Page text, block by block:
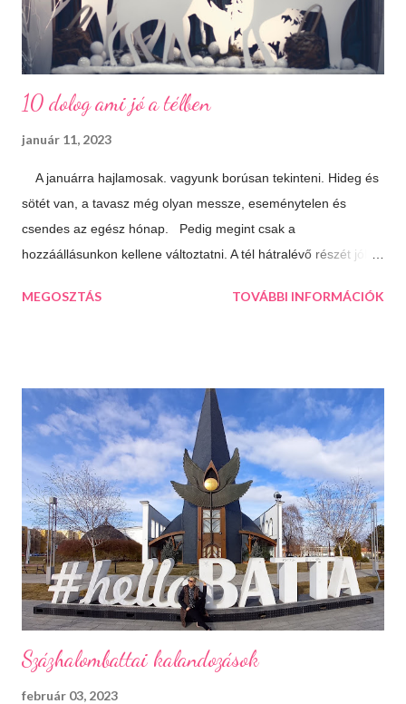
10 dolog ami jó a télben
január 11, 2023
A januárra hajlamosak. vagyunk borúsan tekinteni. Hideg és
sötét van, a tavasz még olyan messze, eseménytelen és
csendes az egész hónap. Pedig megint csak a
hozzáállásunkon kellene változtatni. A tél hátralévő részét jól is
ami jó a télben: Végtelen mozizós estek Hamar sötétedik, ha
már nem gyakran esik a hó, de korizni akkor is lehet, minden
másért meg irány a Kékes, Dobogókő vagy Eplény. Sűrű
krémlevesek Van abban valami megnyugtató amikor az ember
egy tál tartalmas és forró krémlevest kanalaz. Illatos, forró
fürdők Azt hiszem ehhez nem is kell mit hozzáfűzni...
Hangulatfények mindenhol Bátran rakd velük tele te is a
lakásodat, meglátod milyen meghitt hangulatot teremtenek.
Isteni sütemények Diós, mákos, túrós, lekváro...
MEGOSZTÁS TOVÁBBI INFORMÁCIÓK
Százhalombattai kalandozások
február 03, 2023